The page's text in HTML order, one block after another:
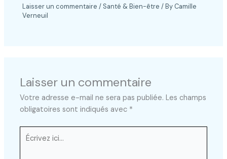
Laisser un commentaire / Santé & Bien-être / By Camille
Verneuil
Laisser un commentaire
Votre adresse e-mail ne sera pas publiée. Les champs
obligatoires sont indiqués avec *
Écrivez
ici…